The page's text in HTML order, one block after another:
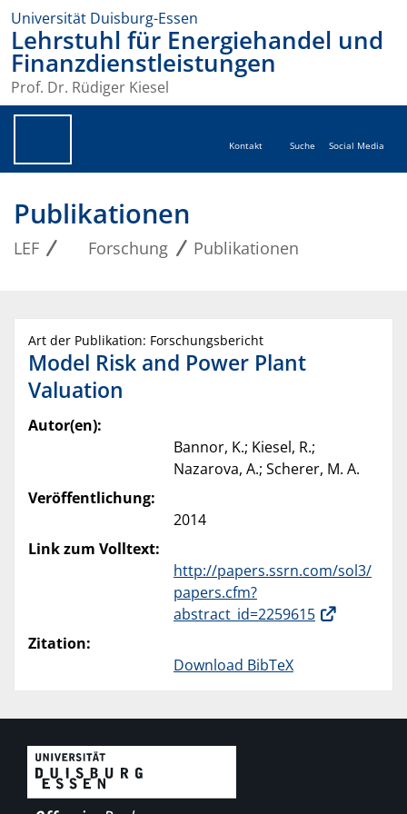
Universität Duisburg-Essen
Lehrstuhl für Energiehandel und
Finanzdienstleistungen
Prof. Dr. Rüdiger Kiesel
Kontakt Suche Social Media
Publikationen
LEF Forschung Publikationen
Art der Publikation: Forschungsbericht
Model Risk and Power Plant
Valuation
Autor(en):
Bannor, K.; Kiesel, R.;
Nazarova, A.; Scherer, M. A.
Veröffentlichung:
2014
Link zum Volltext:
http://papers.ssrn.com/sol3/
papers.cfm?
abstract_id=2259615
Zitation:
Download BibTeX